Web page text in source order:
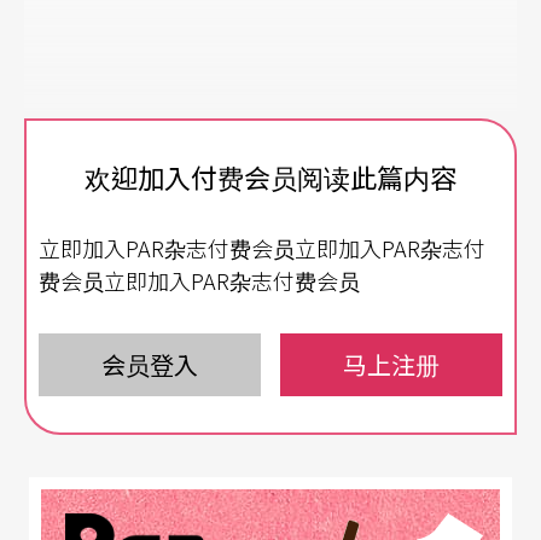
欢迎加入付费会员阅读此篇内容
立即加入PAR杂志付费会员立即加入PAR杂志付
费会员立即加入PAR杂志付费会员
会员登入 马上注册